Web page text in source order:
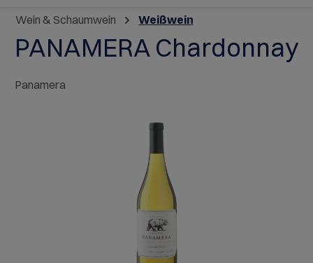
Wein & Schaumwein Weißwein
PANAMERA Chardonnay
Panamera